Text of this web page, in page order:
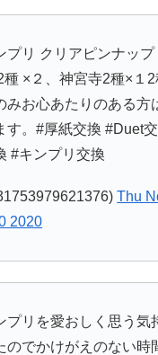
プリ クリアピンナップ
種 ×２、神宮寺2種×１
お心あたりのある方
す。#厚紙交換 #Duet
#キンプリ交換
Thu
2020
プリを愛おしく思う気
のでかけがえのない時